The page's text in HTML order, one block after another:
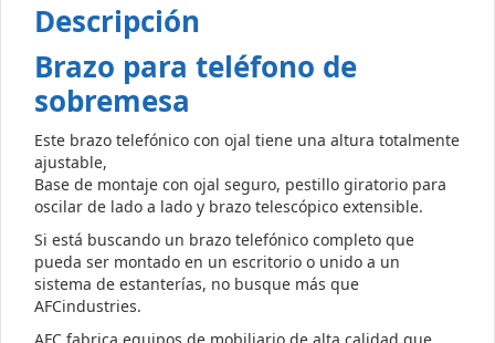
Descripción
Brazo para teléfono de
sobremesa
Este brazo telefónico con ojal tiene una altura totalmente
ajustable,
Base de montaje con ojal seguro, pestillo giratorio para
oscilar de lado a lado y brazo telescópico extensible.
Si está buscando un brazo telefónico completo que
pueda ser montado en un escritorio o unido a un
sistema de estanterías, no busque más que
AFCindustries.